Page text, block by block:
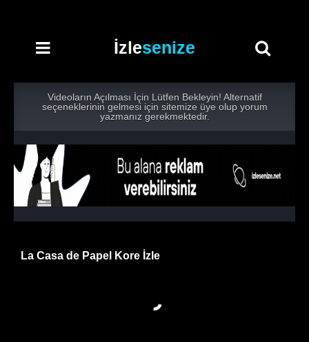
İzlesenize
Videoların Açılması İçin Lütfen Bekleyin! Alternatif
seçeneklerinin gelmesi için sitemize üye olup yorum
yazmanız gerekmektedir.
La Casa de Papel Kore İzle